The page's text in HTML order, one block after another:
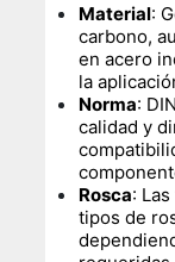
Material:
carbono,
en acero
la
Norma:
calidad y
Rosca:
tipos de